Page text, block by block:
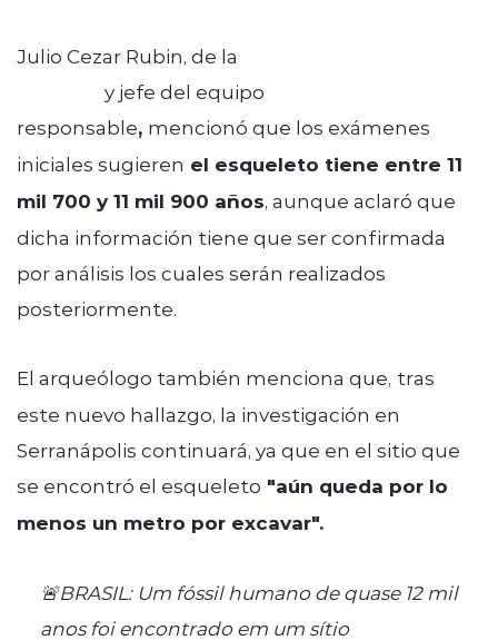
Julio Cezar Rubin, de la
y jefe del equipo
responsable, mencionó que los exámenes
iniciales sugieren el esqueleto tiene entre 11
mil 700 y 11 mil 900 años, aunque aclaró que
dicha información tiene que ser confirmada
por análisis los cuales serán realizados
posteriormente.
El arqueólogo también menciona que, tras
este nuevo hallazgo, la investigación en
Serranápolis continuará, ya que en el sitio que
se encontró el esqueleto "aún queda por lo
menos un metro por excavar".
🚨BRASIL: Um fóssil humano de quase 12 mil
anos foi encontrado em um sítio